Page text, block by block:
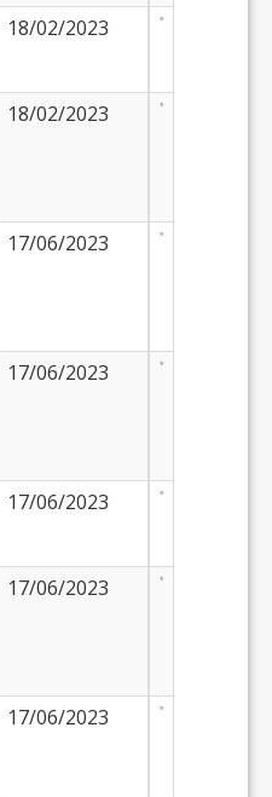
18/02/2023
18/02/2023
17/06/2023
17/06/2023
17/06/2023
17/06/2023
17/06/2023